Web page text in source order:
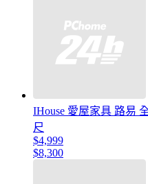
IHouse 愛屋家具 路易
尺
$4,999
$8,300